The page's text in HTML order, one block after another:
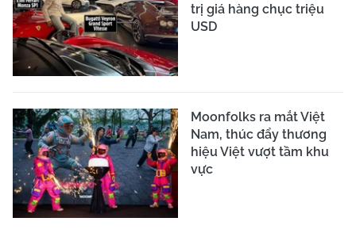
trị giá hàng chục triệu
USD
Moonfolks ra mắt Việt
Nam, thúc đẩy thương
hiệu Việt vượt tầm khu
vực